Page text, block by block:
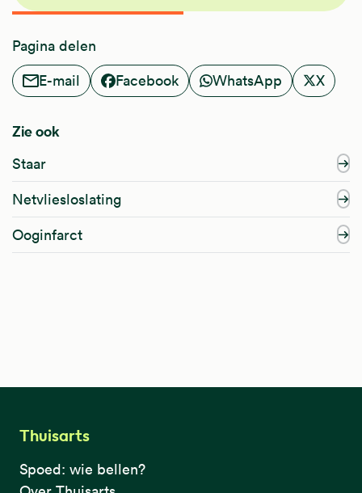
Pagina delen
E-mail
Facebook WhatsApp X
Zie ook
Staar
Netvliesloslating
Ooginfarct
Thuisarts
Spoed: wie bellen?